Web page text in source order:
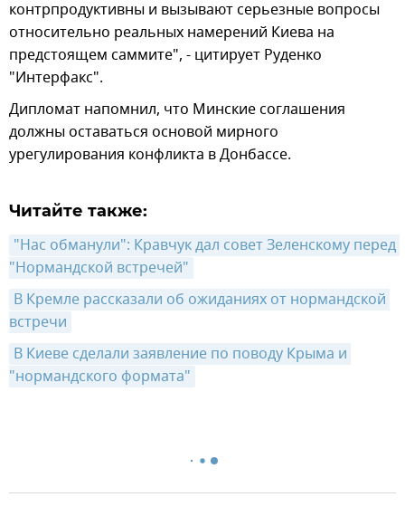
контрпродуктивны и вызывают серьезные вопросы
относительно реальных намерений Киева на
предстоящем саммите", - цитирует Руденко
"Интерфакс".
Дипломат напомнил, что Минские соглашения
должны оставаться основой мирного
урегулирования конфликта в Донбассе.
Читайте также:
"Нас обманули": Кравчук дал совет Зеленскому перед
"Нормандской встречей"
В Кремле рассказали об ожиданиях от нормандской
встречи
В Киеве сделали заявление по поводу Крыма и
"нормандского формата"